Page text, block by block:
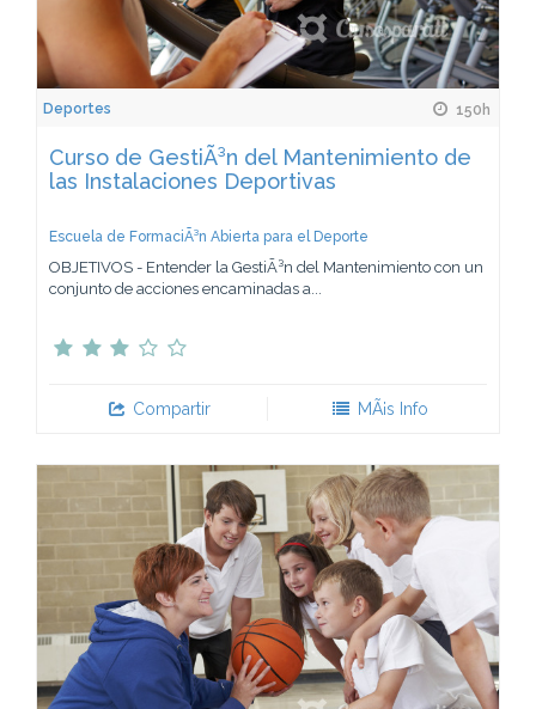
Deportes 150h
Curso de GestiÃ³n del Mantenimiento de
las Instalaciones Deportivas
Escuela de FormaciÃ³n Abierta para el Deporte
OBJETIVOS - Entender la GestiÃ³n del Mantenimiento con un
conjunto de acciones encaminadas a...
Compartir MÃ¡s Info